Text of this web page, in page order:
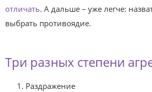
отличать. А дальше – уже легче:
выбрать противоядие.
Три разных степени
Раздражение